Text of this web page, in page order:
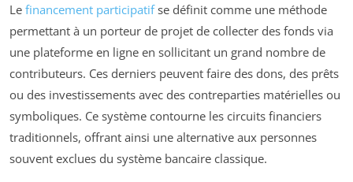
Le financement participatifse définit comme une méthode
permettant à un porteur de projet de collecter des fonds via
une plateforme en ligne en sollicitant un grand nombre de
contributeurs. Ces derniers peuvent faire des dons, des prêts
ou des investissements avec des contreparties matérielles ou
symboliques. Ce système contourne les circuits financiers
traditionnels, offrant ainsi une alternative aux personnes
souvent exclues du système bancaire classique.